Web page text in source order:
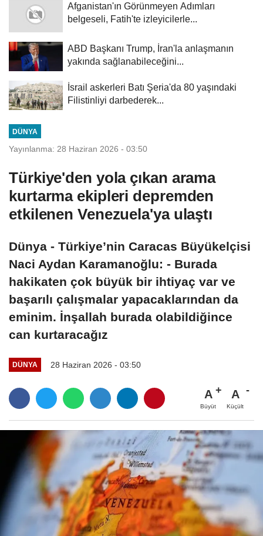
Afganistan'ın Görünmeyen Adımları
belgeseli, Fatih'te izleyicilerle...
ABD Başkanı Trump, İran'la anlaşmanın
yakında sağlanabileceğini...
İsrail askerleri Batı Şeria'da 80 yaşındaki
Filistinliyi darbederek...
DÜNYA
Yayınlanma: 28 Haziran 2026 - 03:50
Türkiye'den yola çıkan arama
kurtarma ekipleri depremden
etkilenen Venezuela'ya ulaştı
Dünya - Türkiye’nin Caracas Büyükelçisi
Naci Aydan Karamanoğlu: - Burada
hakikaten çok büyük bir ihtiyaç var ve
başarılı çalışmalar yapacaklarından da
eminim. İnşallah burada olabildiğince
can kurtaracağız
DÜNYA 28 Haziran 2026 - 03:50
A
Büyüt
A
Küçült